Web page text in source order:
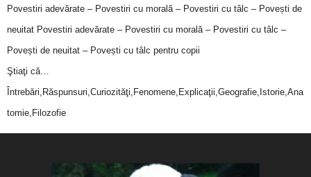
Povestiri adevărate – Povestiri cu morală – Povestiri cu tâlc – Povești de
neuitat Povestiri adevărate – Povestiri cu morală – Povestiri cu tâlc –
Povești de neuitat – Povești cu tâlc pentru copii
Ştiaţi că…
Întrebări,Răspunsuri,Curiozităţi,Fenomene,Explicaţii,Geografie,Istorie,Ana
tomie,Filozofie